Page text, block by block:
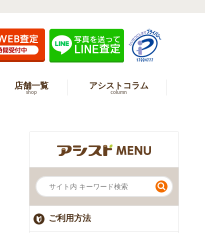
店舗一覧
shop
アシストコラム
column
ご利用方法